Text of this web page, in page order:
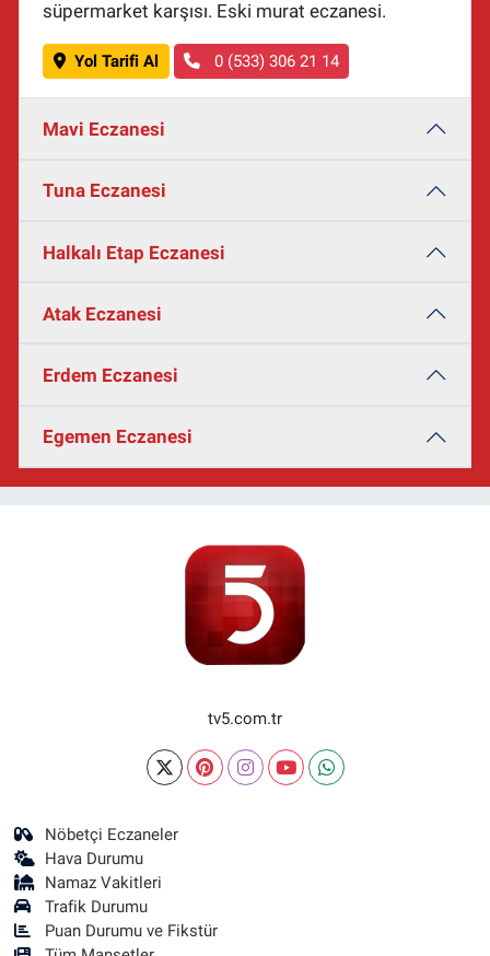
süpermarket karşısı. Eski murat eczanesi.
Yol Tarifi Al 0 (533) 306 21 14
Mavi Eczanesi
Tuna Eczanesi
Halkalı Etap Eczanesi
Atak Eczanesi
Erdem Eczanesi
Egemen Eczanesi
tv5.com.tr
Nöbetçi Eczaneler
Hava Durumu
Namaz Vakitleri
Trafik Durumu
Puan Durumu ve Fikstür